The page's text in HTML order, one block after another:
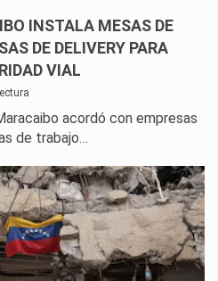
INSTALA MESAS DE
DE DELIVERY PARA
VIAL
acordó con empresas
de trabajo…